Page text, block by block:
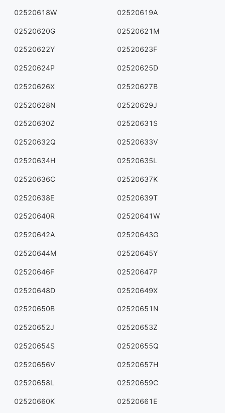
02520618W 02520619A
02520620G 02520621M
02520622Y 02520623F
02520624P 02520625D
02520626X 02520627B
02520628N 02520629J
02520630Z 02520631S
02520632Q 02520633V
02520634H 02520635L
02520636C 02520637K
02520638E 02520639T
02520640R 02520641W
02520642A 02520643G
02520644M 02520645Y
02520646F 02520647P
02520648D 02520649X
02520650B 02520651N
02520652J 02520653Z
02520654S 02520655Q
02520656V 02520657H
02520658L 02520659C
02520660K 02520661E